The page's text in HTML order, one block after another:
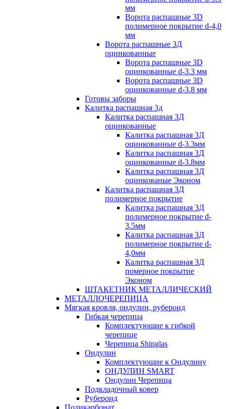
мм
Ворота распашные 3D
полимерное покрытие d-4,0
мм
Ворота распашные 3Д
оцинкованные
Ворота распашные 3D
оцинкованные d-3.3 мм
Ворота распашные 3D
оцинкованные d-3.8 мм
Готовы заборы
Калитка распашная 3д
Калитка распашная 3Д
оцинкованные
Калитка распашная 3Д
оцинкованные d-3.3мм
Калитка распашная 3Д
оцинкованные d-3.8мм
Калитка распашная 3Д
оцинкованые Эконом
Калитка распашная 3Д
полимерное покрытие
Калитка распашная 3Д
полимерное покрытие d-
3.5мм
Калитка распашная 3Д
полимерное покрытие d-
4,0мм
Калитка распашная 3Д
померное покрытие
Эконом
ШТАКЕТНИК МЕТАЛЛИЧЕСКИЙ
МЕТАЛЛОЧЕРЕПИЦА
Мягкая кровля, ондулин, рубероид
Гибкая черепица
Комплектующие к гибкой
черепице
Черепица Shinglas
Ондулин
Комплектующие к Ондулину
ОНДУЛИН SMART
Ондулин Черепица
Подкладочный ковер
Рубероид